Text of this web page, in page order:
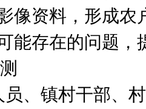
像资料，形成
能存在的问题，
、镇村干部、